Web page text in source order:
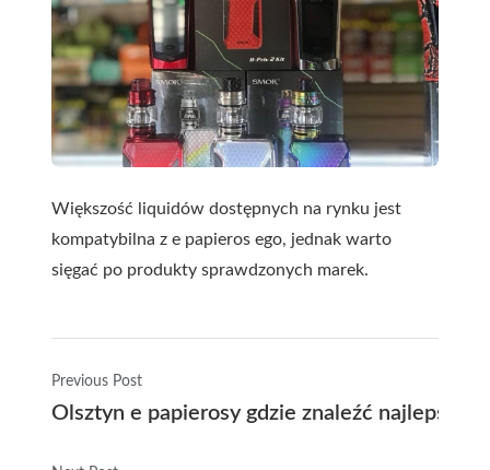
Większość liquidów dostępnych na rynku jest
kompatybilna z e papieros ego, jednak warto
sięgać po produkty sprawdzonych marek.
Previous Post
Olsztyn e papierosy gdzie znaleźć najlepsze